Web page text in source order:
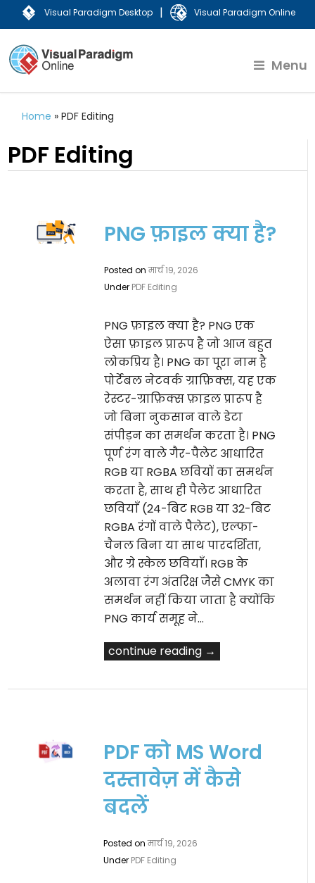
Visual Paradigm Desktop | Visual Paradigm Online
Menu
Home »PDF Editing
PDF Editing
PNG फ़ाइल क्या है?
Posted onमार्च 19, 2026
Under PDF Editing
PNG फ़ाइल क्या है? PNG एक
ऐसा फ़ाइल प्रारूप है जो आज बहुत
लोकप्रिय है। PNG का पूरा नाम है
पोर्टेबल नेटवर्क ग्राफ़िक्स, यह एक
रेस्टर-ग्राफ़िक्स फ़ाइल प्रारूप है
जो बिना नुकसान वाले डेटा
संपीड़न का समर्थन करता है। PNG
पूर्ण रंग वाले गैर-पैलेट आधारित
RGB या RGBA छवियों का समर्थन
करता है, साथ ही पैलेट आधारित
छवियाँ (24-बिट RGB या 32-बिट
RGBA रंगों वाले पैलेट), एल्फा-
चैनल बिना या साथ पारदर्शिता,
और ग्रे स्केल छवियाँ। RGB के
अलावा रंग अंतरिक्ष जैसे CMYK का
समर्थन नहीं किया जाता है क्योंकि
PNG कार्य समूह ने…
continue reading →
PDF को MS Word
दस्तावेज़ में कैसे
बदलें
Posted onमार्च 19, 2026
Under PDF Editing